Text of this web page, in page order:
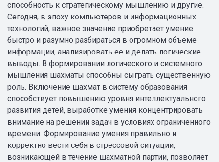
способность к стратегическому мышлению и другие.
Сегодня, в эпоху компьютеров и информационных
технологий, важное значение приобретает умение
быстро и разумно разбираться в огромном объеме
информации, анализировать ее и делать логические
выводы. В формировании логического и системного
мышления шахматы способны сыграть существенную
роль. Включение шахмат в систему образования
способствует повышению уровня интеллектуального
развития детей, выработке умения концентрировать
внимание на решении задач в условиях ограниченного
времени. Формирование умения правильно и
корректно вести себя в стрессовой ситуации,
возникающей в течение шахматной партии, позволяет